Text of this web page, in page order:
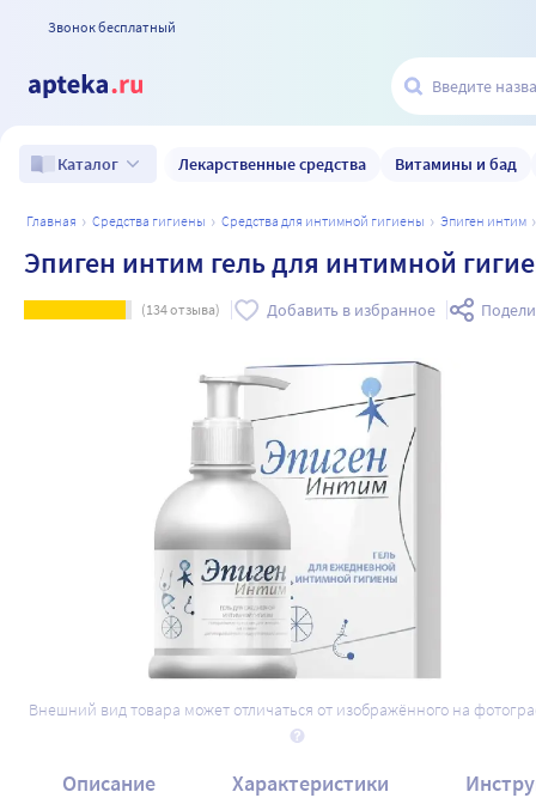
Звонок бесплатный
Каталог Лекарственные средства Витамины и бад
главная средства гигиены средства для интимной гигиены эпиген интим
Эпиген интим гель для интимной
(134отзыва) Добавить в избранное
Внешний вид товара может отличаться от изображённого на
Описание Характеристики